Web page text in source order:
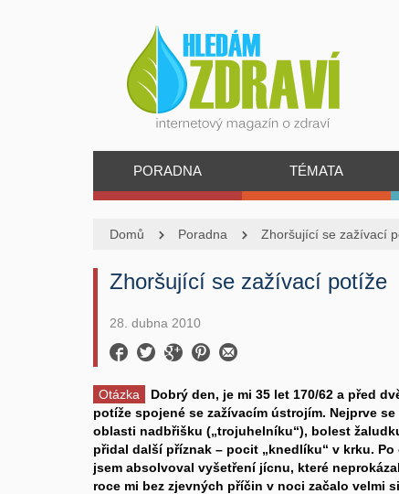
PORADNA TÉMATA
Domů Poradna Zhoršující se zažívací
Zhoršující se zažívací potíže
28. dubna 2010
Otázka
Dobrý den, je mi 35 let 170/62 a před
potíže spojené se zažívacím ústrojím. Nejprve
oblasti nadbřišku („trojuhelníku“), bolest
přidal další příznak – pocit „knedlíku“ v krku.
jsem absolvoval vyšetření jícnu, které
roce mi bez zjevných příčin v noci začalo velmi